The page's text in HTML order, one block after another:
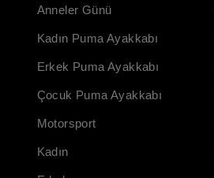
Anneler Günü
Kadın Puma Ayakkabı
Erkek Puma Ayakkabı
Çocuk Puma Ayakkabı
Motorsport
Kadın